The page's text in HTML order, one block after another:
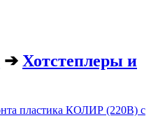
➔ Хотстеплеры и